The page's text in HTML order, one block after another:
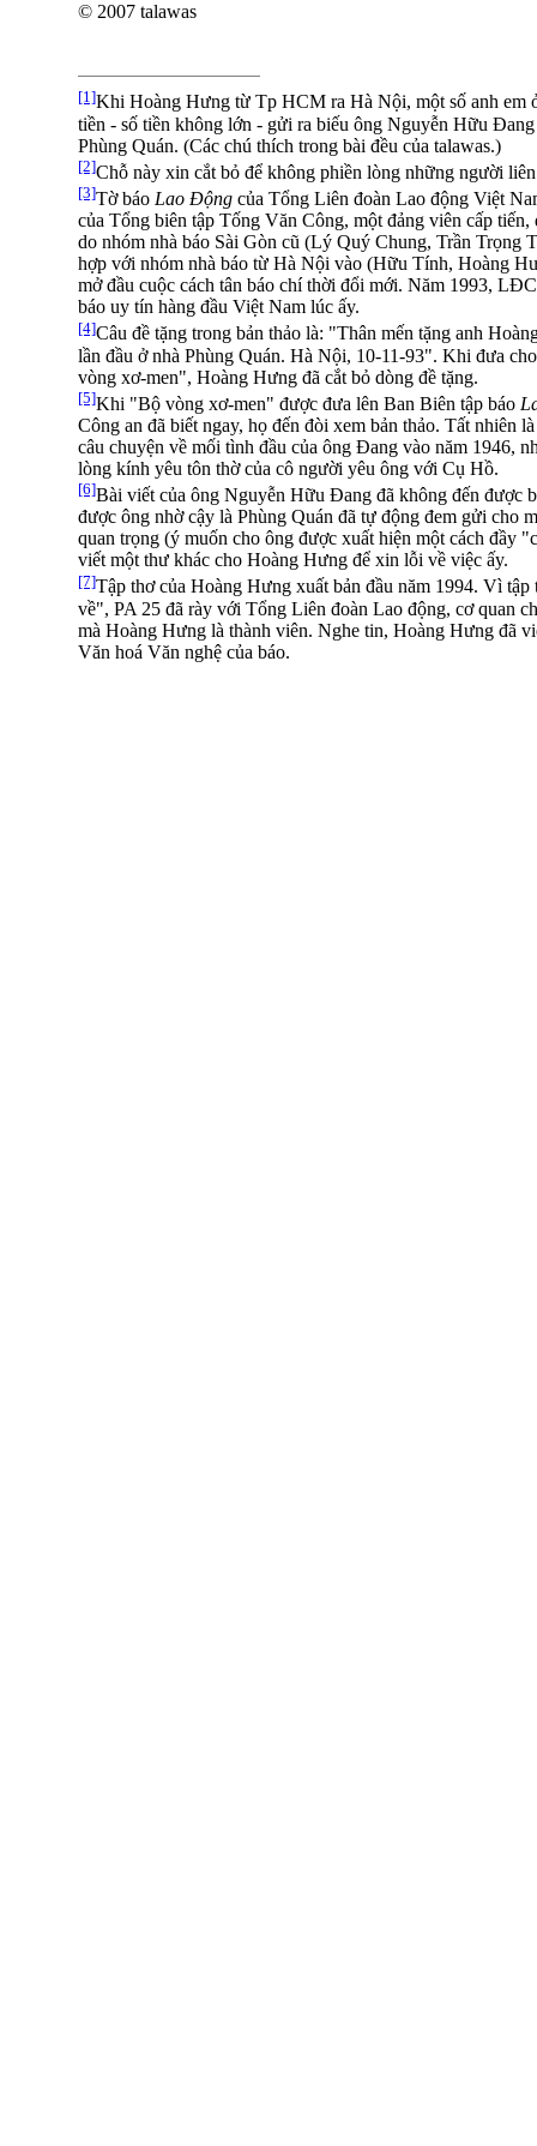
© 2007 talawas
[1]Khi Hoàng Hưng từ Tp HCM ra Hà Nội, một số anh em
tiền - số tiền không lớn - gửi ra biếu ông Nguyễn Hữu
Phùng Quán. (Các chú thích trong bài đều của talawas.)
[2]Chỗ này xin cắt bỏ để không phiền lòng những người
[3]Tờ báo Lao Động của Tổng Liên đoàn Lao động Việt
của Tổng biên tập Tống Văn Công, một đảng viên cấp tiến,
do nhóm nhà báo Sài Gòn cũ (Lý Quý Chung, Trần
hợp với nhóm nhà báo từ Hà Nội vào (Hữu Tính, Hoàng
mở đầu cuộc cách tân báo chí thời đổi mới. Năm 1993,
báo uy tín hàng đầu Việt Nam lúc ấy.
[4]Câu đề tặng trong bản thảo là: "Thân mến tặng anh
lần đầu ở nhà Phùng Quán. Hà Nội, 10-11-93". Khi đưa
vòng xơ-men", Hoàng Hưng đã cắt bỏ dòng đề tặng.
[5]Khi "Bộ vòng xơ-men" được đưa lên Ban Biên tập báo
Công an đã biết ngay, họ đến đòi xem bản thảo. Tất nhiên
câu chuyện về mối tình đầu của ông Đang vào năm 1946,
lòng kính yêu tôn thờ của cô người yêu ông với Cụ Hồ.
[6]Bài viết của ông Nguyễn Hữu Đang đã không đến được
được ông nhờ cậy là Phùng Quán đã tự động đem gửi cho
quan trọng (ý muốn cho ông được xuất hiện một cách đầy
viết một thư khác cho Hoàng Hưng để xin lỗi về việc ấy.
[7]Tập thơ của Hoàng Hưng xuất bản đầu năm 1994. Vì
về", PA 25 đã rày với Tổng Liên đoàn Lao động, cơ quan
mà Hoàng Hưng là thành viên. Nghe tin, Hoàng Hưng đã
Văn hoá Văn nghệ của báo.